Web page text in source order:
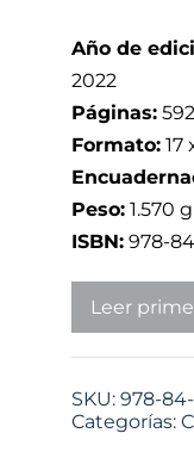
Año de
2022
Páginas: 592
Formato: 17
Peso: 1.570 g
ISBN: 978-
Leer
SKU: 978-84-
Categorías: